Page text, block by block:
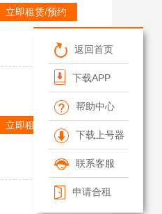
返回首页
下载APP
帮助中心
下载上号器
联系客服
申请合租
立即租赁/预约
立即租赁/预约